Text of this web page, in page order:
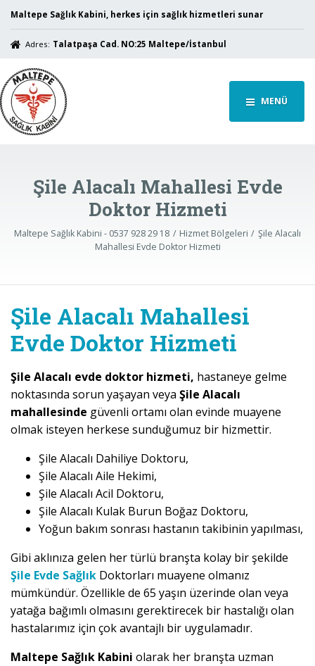
Maltepe Sağlık Kabini, herkes için sağlık hizmetleri sunar
Adres: Talatpaşa Cad. NO:25 Maltepe/İstanbul
MENÜ
Şile Alacalı Mahallesi Evde
Doktor Hizmeti
Maltepe Sağlık Kabini - 0537 928 29 18 Hizmet Bölgeleri
Şile Alacalı
Mahallesi Evde Doktor Hizmeti
Şile Alacalı Mahallesi
Evde Doktor Hizmeti
Şile Alacalı evde doktor hizmeti, hastaneye gelme
noktasında sorun yaşayan veya Şile Alacalı
mahallesinde güvenli ortamı olan evinde muayene
olmak isteyen herkese sunduğumuz bir hizmettir.
Şile Alacalı Dahiliye Doktoru,
Şile Alacalı Aile Hekimi,
Şile Alacalı Acil Doktoru,
Şile Alacalı Kulak Burun Boğaz Doktoru,
Yoğun bakım sonrası hastanın takibinin yapılması,
Gibi aklınıza gelen her türlü branşta kolay bir şekilde
Şile Evde Sağlık Doktorları muayene olmanız
mümkündür. Özellikle de 65 yaşın üzerinde olan veya
yatağa bağımlı olmasını gerektirecek bir hastalığı olan
hastalarımız için çok avantajlı bir uygulamadır.
Maltepe Sağlık Kabini olarak her branşta uzman